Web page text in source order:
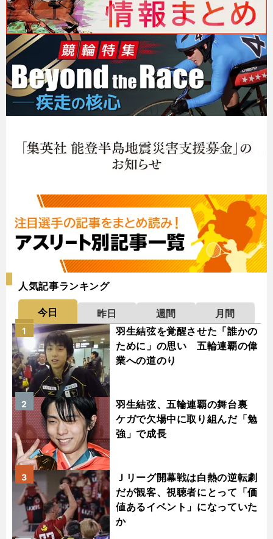
人気記事ランキング
今日 昨日 週間
月間
羽生結弦を覚醒させた「誰かの
ために」の思い 五輪連覇の偉
業への道のり
1
羽生結弦、五輪連覇の舞台裏
ケガで欠場中に取り組んだ「勉
強」で成長
2
Ｊリーグ開幕戦は白熱の逆転劇
だが観客、視聴者にとって「価
値あるイベント」になっていた
か
3